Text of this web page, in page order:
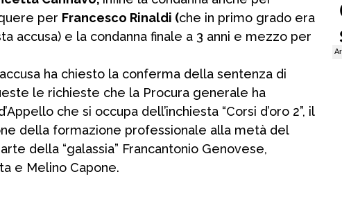
per Francesco Rinaldi (che in primo grado era
accusa) e la condanna finale a 3 anni e mezzo per
ha chiesto la conferma della sentenza di
le richieste che la Procura generale ha
che si occupa dell’inchiesta “Corsi d’oro 2”, il
della formazione professionale alla metà del
della “galassia” Francantonio Genovese,
e Melino Capone.